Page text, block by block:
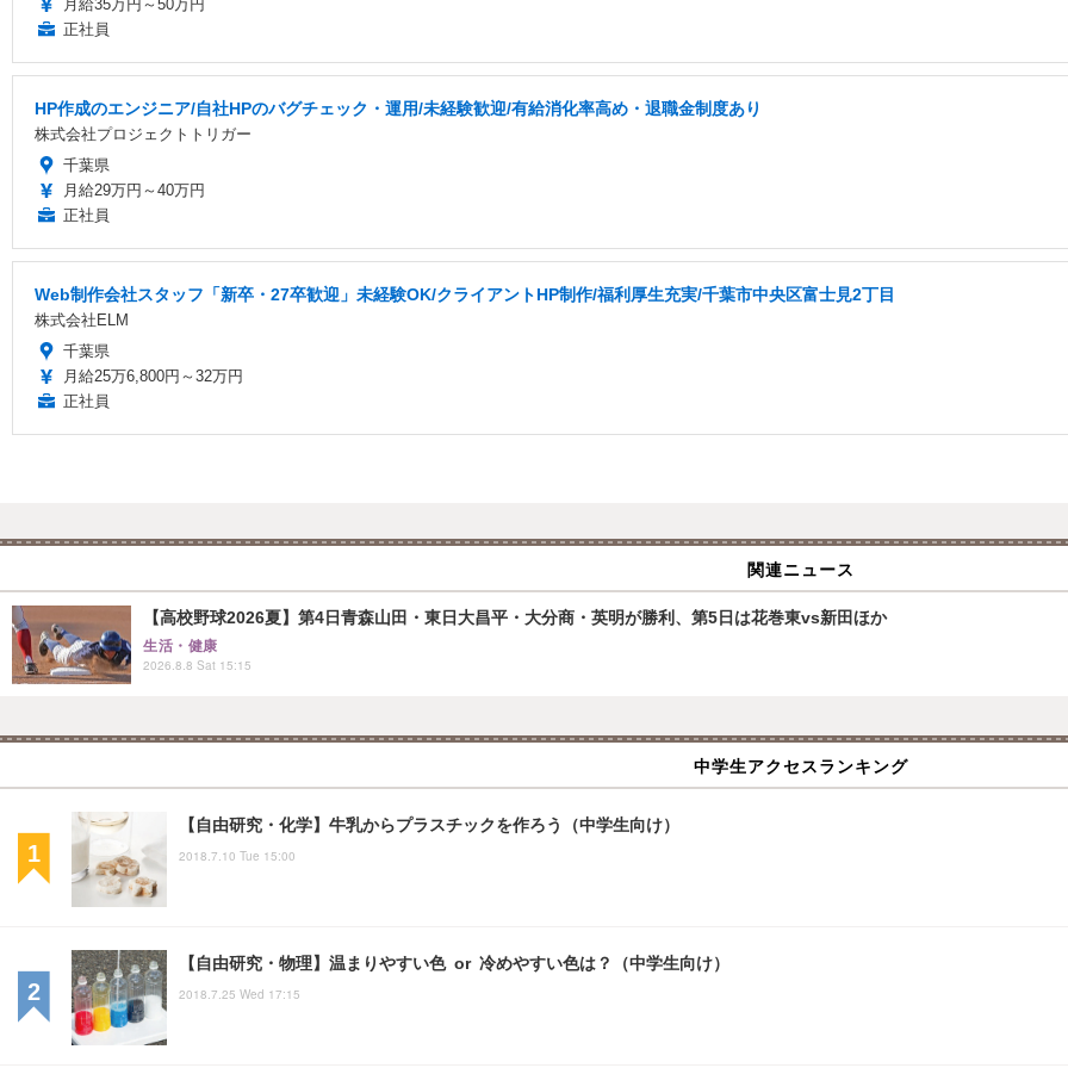
月給35万円～50万円
正社員
HP作成のエンジニア/自社HPのバグチェック・運用/未経験歓迎/有給消化率高め・退職金制度あり
株式会社プロジェクトトリガー
千葉県
月給29万円～40万円
正社員
Web制作会社スタッフ「新卒・27卒歓迎」未経験OK/クライアントHP制作/福利厚生充実/千葉市中央区富士見2丁目
株式会社ELM
千葉県
月給25万6,800円～32万円
正社員
関連ニュース
【高校野球2026夏】第4日青森山田・東日大昌平・大分商・英明が勝利、第5日は花巻東vs新田ほか
生活・健康
2026.8.8 Sat 15:15
中学生アクセスランキング
【自由研究・化学】牛乳からプラスチックを作ろう（中学生向け）
2018.7.10 Tue 15:00
【自由研究・物理】温まりやすい色 or 冷めやすい色は？（中学生向け）
2018.7.25 Wed 17:15